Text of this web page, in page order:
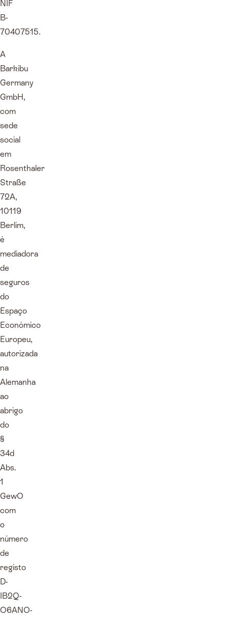
NIF
B-
70407515.
A
Barkibu
Germany
GmbH,
com
sede
social
em
Rosenthaler
Straße
72A,
10119
Berlim,
é
mediadora
de
seguros
do
Espaço
Económico
Europeu,
autorizada
na
Alemanha
ao
abrigo
do
§
34d
Abs.
1
GewO
com
o
número
de
registo
D-
IB2Q-
O6ANO-